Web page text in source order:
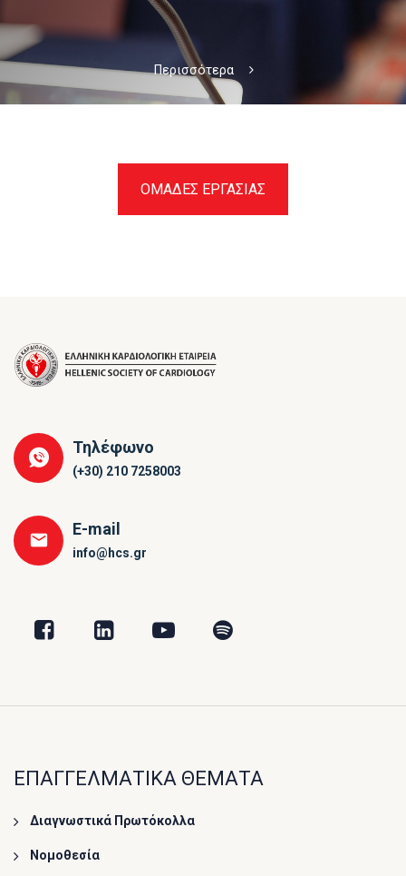
Περισσότερα
ΟΜΑΔΕΣ ΕΡΓΑΣΙΑΣ
Τηλέφωνο
(+30) 210 7258003
E-mail
info@hcs.gr
ΕΠΑΓΓΕΛΜΑΤΙΚΑ ΘΕΜΑΤΑ
Διαγνωστικά Πρωτόκολλα
Νομοθεσία